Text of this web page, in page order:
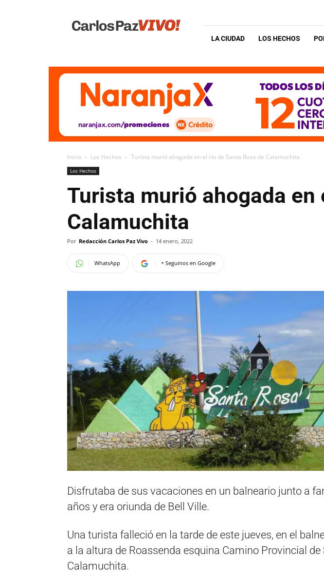
Vivo
LA CIUDAD LOS HECHOS
Inicio Los Hechos Turista murió ahogada en el río de Santa Rosa de Calamuchita
Los Hechos
Turista murió ahogada en
Calamuchita
Por Redacción Carlos Paz Vivo - 14 enero, 2022
WhatsApp + Seguinos en Google
Disfrutaba de sus vacaciones en un balneario junto a
años y era oriunda de Bell Ville.
Una turista falleció en la tarde de este jueves, en el
a la altura de Roassenda esquina Camino Provincial de
Calamuchita.